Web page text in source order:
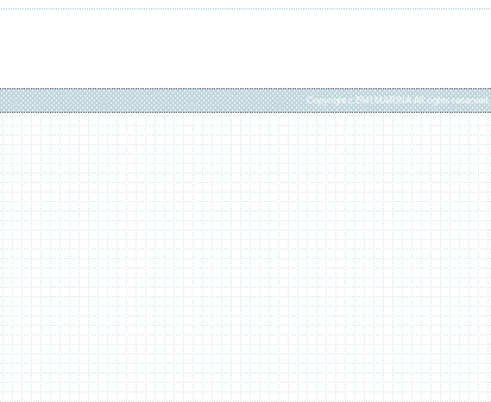
Copyright c EMI MARINA All rights reserved.